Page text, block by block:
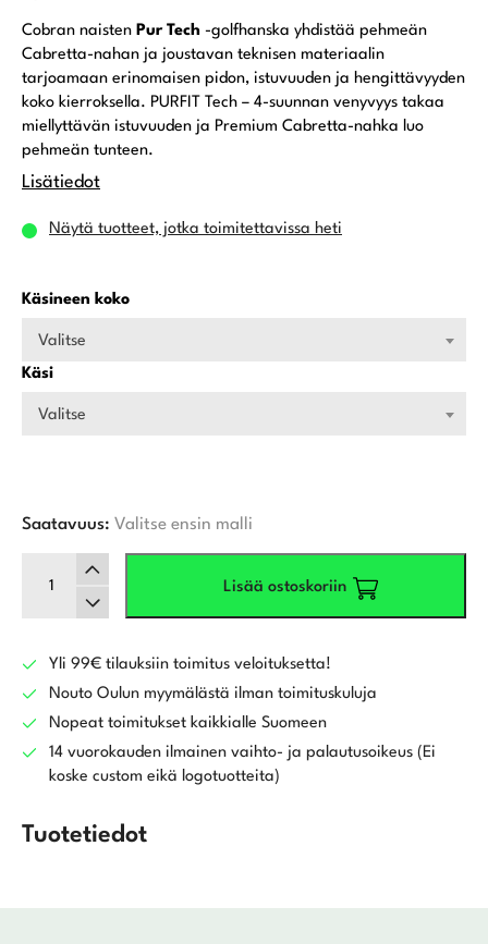
Cobran naisten Pur Tech -golfhanska yhdistää pehmeän
Cabretta-nahan ja joustavan teknisen materiaalin
tarjoamaan erinomaisen pidon, istuvuuden ja hengittävyyden
koko kierroksella. PURFIT Tech – 4-suunnan venyvyys takaa
miellyttävän istuvuuden ja Premium Cabretta-nahka luo
pehmeän tunteen.
Lisätiedot
Näytä tuotteet, jotka toimitettavissa heti
Käsineen koko
Valitse
Käsi
Valitse
Saatavuus: Valitse ensin malli
golfhanska
määrä
Lisää ostoskoriin
Yli 99€ tilauksiin toimitus veloituksetta!
Nouto Oulun myymälästä ilman toimituskuluja
Nopeat toimitukset kaikkialle Suomeen
14 vuorokauden ilmainen vaihto- ja palautusoikeus (Ei
koske custom eikä logotuotteita)
Tuotetiedot